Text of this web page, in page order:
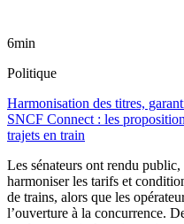
6min
Politique
Harmonisation des titres,
SNCF Connect : les
trajets en train
Les sénateurs ont rendu
harmoniser les tarifs et
de trains, alors que les
l’ouverture à la concurrence.